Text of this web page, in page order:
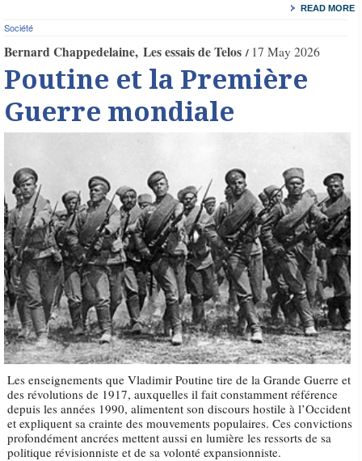
READ MORE
Société
Bernard Chappedelaine Les essais de Telos 17 May 2026
Poutine et la Première
Guerre mondiale
Les enseignements que Vladimir Poutine tire de la Grande Guerre et
des révolutions de 1917, auxquelles il fait constamment référence
depuis les années 1990, alimentent son discours hostile à l’Occident
et expliquent sa crainte des mouvements populaires. Ces convictions
profondément ancrées mettent aussi en lumière les ressorts de sa
politique révisionniste et de sa volonté expansionniste.